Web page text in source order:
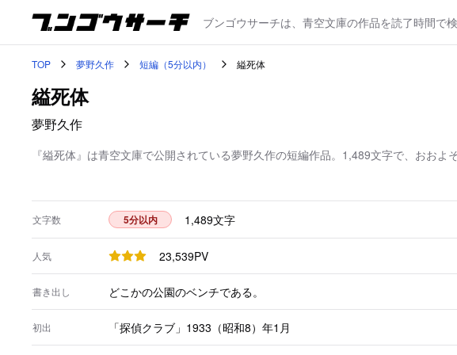
ブンゴウサーチは、青空文庫の作品を読了時間で
TOP 夢野久作 短編（5分以内） 縊死体
縊死体
夢野久作
『縊死体』は青空文庫で公開されている夢野久作の短編作品。1,489文字で、おおよ
文字数 5分以内 1,489文字
人気 23,539PV
書き出し どこかの公園のベンチである。
初出 「探偵クラブ」1933（昭和8）年1月